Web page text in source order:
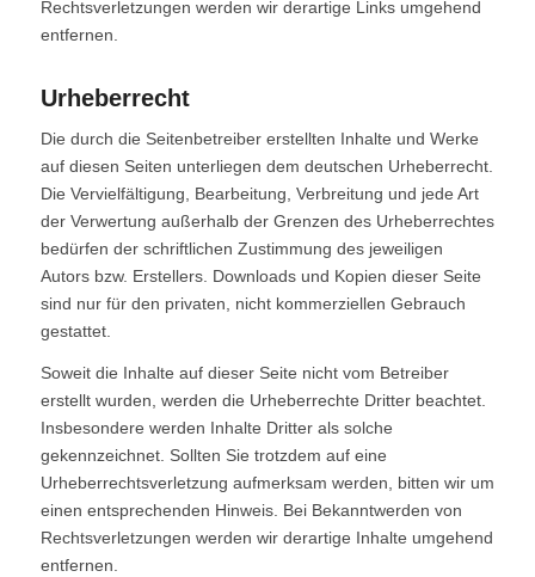
Rechtsverletzungen werden wir derartige Links umgehend
entfernen.
Urheberrecht
Die durch die Seitenbetreiber erstellten Inhalte und Werke
auf diesen Seiten unterliegen dem deutschen Urheberrecht.
Die Vervielfältigung, Bearbeitung, Verbreitung und jede Art
der Verwertung außerhalb der Grenzen des Urheberrechtes
bedürfen der schriftlichen Zustimmung des jeweiligen
Autors bzw. Erstellers. Downloads und Kopien dieser Seite
sind nur für den privaten, nicht kommerziellen Gebrauch
gestattet.
Soweit die Inhalte auf dieser Seite nicht vom Betreiber
erstellt wurden, werden die Urheberrechte Dritter beachtet.
Insbesondere werden Inhalte Dritter als solche
gekennzeichnet. Sollten Sie trotzdem auf eine
Urheberrechtsverletzung aufmerksam werden, bitten wir um
einen entsprechenden Hinweis. Bei Bekanntwerden von
Rechtsverletzungen werden wir derartige Inhalte umgehend
entfernen.